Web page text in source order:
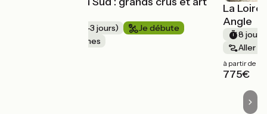
Week-End (2-3 jours)
Je débute
Au cœur des vignes
La Loire
Angle
8 jours
Aller
à partir de
775€